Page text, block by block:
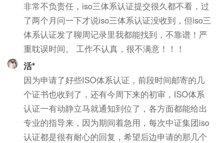
非常不负责任，iso三体系认证提交很久都不看，过
了两个月问一下才说iso三体系认证没收到，但iso三
体系认证发了聊周记录里我都能找到，不靠谱！严
重耽误时间。 工作不认真，很不满意！！！
活*
因为申请了好些ISO体系认证，前段时间邮寄的几
个证书也收到了，还有今周下来的初审，ISO体系
认证一有动静立马就通知到位了，各方面都能给出
专业的指导来，因为期间着急用，每次中证集团iso
认证都是很有耐心的回复，希望后边申请的那几个